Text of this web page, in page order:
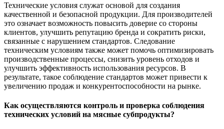
Технические условия служат основой для создания
качественной и безопасной продукции. Для производителей
это означает возможность повысить доверие со стороны
клиентов, улучшить репутацию бренда и сократить риски,
связанные с нарушением стандартов. Следование
техническим условиям также может помочь оптимизировать
производственные процессы, снизить уровень отходов и
улучшить эффективность использования ресурсов. В
результате, такое соблюдение стандартов может привести к
увеличению продаж и конкурентоспособности на рынке.
Как осуществляются контроль и проверка соблюдения
технических условий на мясные субпродукты?